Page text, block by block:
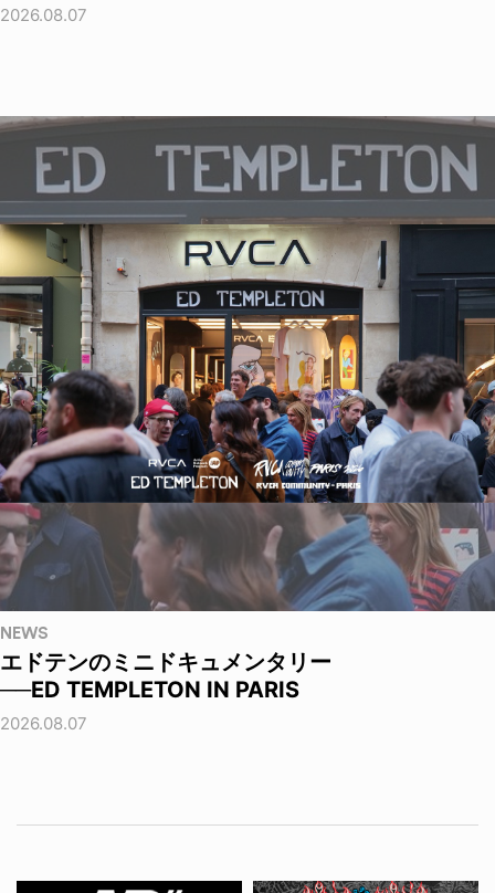
2026.08.07
NEWS
エドテンのミニドキュメンタリー
──ED TEMPLETON IN PARIS
2026.08.07